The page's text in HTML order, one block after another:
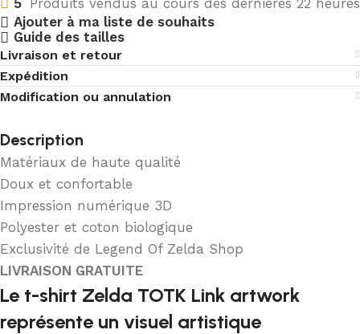
5 Produits vendus au cours des dernières 22 heures
Ajouter à ma liste de souhaits
Guide des tailles
Livraison et retour
Expédition
Modification ou annulation
Description
Matériaux de haute qualité
Doux et confortable
Impression numérique 3D
Polyester et coton biologique
Exclusivité de Legend Of Zelda Shop
LIVRAISON GRATUITE
Le t-shirt Zelda TOTK Link artwork
représente un visuel artistique